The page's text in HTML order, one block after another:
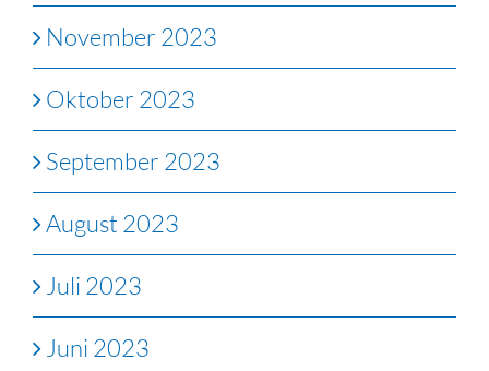
November 2023
Oktober 2023
September 2023
August 2023
Juli 2023
Juni 2023